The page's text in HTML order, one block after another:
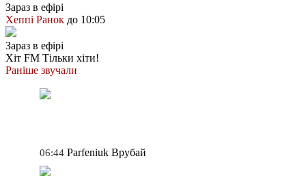
Зараз в ефірі
Хеппі Ранок до 10:05
Зараз в ефірі
Хіт FM Тільки хіти!
Раніше звучали
06:44 Parfeniuk Врубай